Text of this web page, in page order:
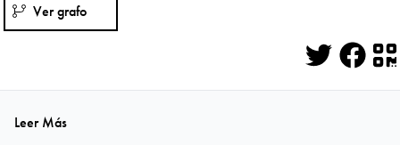
Ver grafo
Twitter
Leer Más